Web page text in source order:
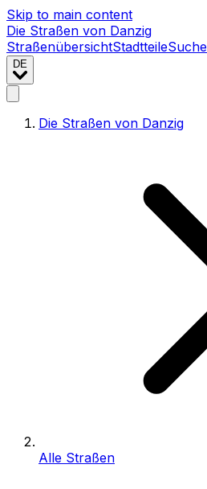
Skip to main content
Die Straßen von Danzig
StraßenübersichtStadtteileSuche
DE
Die Straßen von Danzig
Alle Straßen